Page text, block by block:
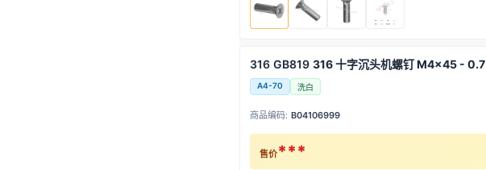
316 GB819 316 十字沉头机螺钉 M4x45 - 0.7
A4-70 洗白
商品编码: B04106999
售价***